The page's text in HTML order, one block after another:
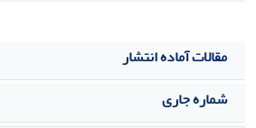
مقالات آماده انتشار
شماره جاری